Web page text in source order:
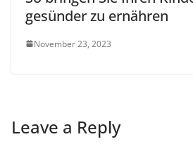
gesünder zu ernähren
November 23, 2023
Leave a Reply